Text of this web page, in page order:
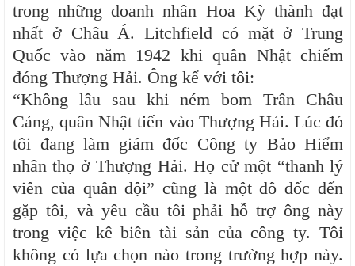
trong những doanh nhân Hoa Kỳ thành đạt
nhất ở Châu Á. Litchfield có mặt ở Trung
Quốc vào năm 1942 khi quân Nhật chiếm
đóng Thượng Hải. Ông kể với tôi:
“Không lâu sau khi ném bom Trân Châu
Cảng, quân Nhật tiến vào Thượng Hải. Lúc đó
tôi đang làm giám đốc Công ty Bảo Hiểm
nhân thọ ở Thượng Hải. Họ cử một “thanh lý
viên của quân đội” cũng là một đô đốc đến
gặp tôi, và yêu cầu tôi phải hỗ trợ ông này
trong việc kê biên tài sản của công ty. Tôi
không có lựa chọn nào trong trường hợp này.